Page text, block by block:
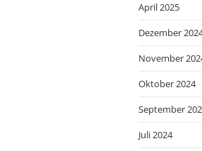
April 2025
Dezember
November
Oktober 2024
September
Juli 2024